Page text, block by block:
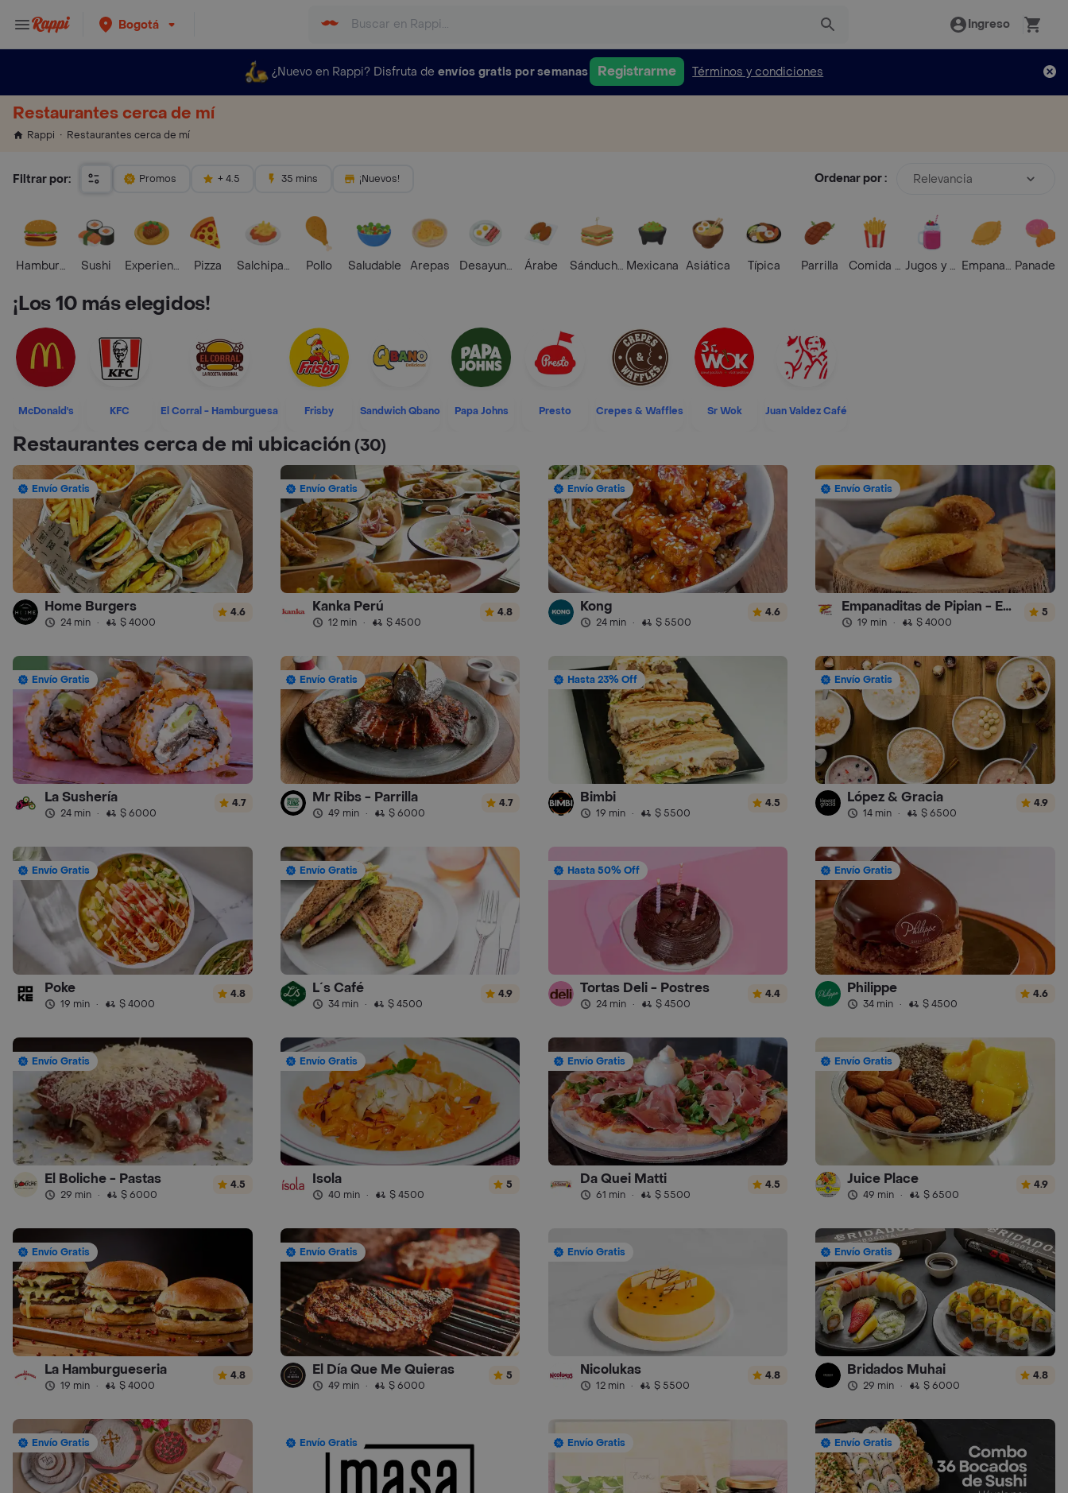
Bogotá Ingreso
¿Nuevo en Rappi? Disfruta de envíos gratis por semanas Registrarme Términos y condiciones
Restaurantes cerca de mí
Rappi Restaurantes cerca de mí
Filtrar por: Promos + 4.5 35 mins ¡Nuevos! Ordenar por : Relevancia
HamburguesaSushi Experiencias Foodies
Pizza Salchipapas Pollo Saludable Arepas Desayunos Árabe SánduchesMexicana Asiática Típica Parrilla Comida RápidaJugos y BatidosEmpanadasPanadería
¡Los 10 más elegidos!
McDonald's KFC El Corral - Hamburguesa Frisby Sandwich Qbano Papa Johns Presto Crepes & Waffles Sr Wok Juan Valdez Café
Restaurantes cerca de mi ubicación(30)
Envío Gratis
Home Burgers
24 min · $ 4000
4.6
Envío Gratis
Kanka Perú
12 min · $ 4500
4.8
Envío Gratis
Kong
24 min · $ 5500
4.6
Envío Gratis
Empanaditas de Pipian - Empanadas
19 min · $ 4000
5
Envío Gratis
La Sushería
24 min · $ 6000
4.7
Envío Gratis
Mr Ribs - Parrilla
49 min · $ 6000
4.7
Hasta 23% Off
Bimbi
19 min · $ 5500
4.5
Envío Gratis
López & Gracia
14 min · $ 6500
4.9
Envío Gratis
Poke
19 min · $ 4000
4.8
Envío Gratis
L´s Café
34 min · $ 4500
4.9
Hasta 50% Off
Tortas Deli - Postres
24 min · $ 4500
4.4
Envío Gratis
Philippe
34 min · $ 4500
4.6
Envío Gratis
El Boliche - Pastas
29 min · $ 6000
4.5
Envío Gratis
Isola
40 min · $ 4500
5
Envío Gratis
Da Quei Matti
61 min · $ 5500
4.5
Envío Gratis
Juice Place
49 min · $ 6500
4.9
Envío Gratis
La Hamburgueseria
19 min · $ 4000
4.8
Envío Gratis
El Día Que Me Quieras
49 min · $ 6000
5
Envío Gratis
Nicolukas
12 min · $ 5500
4.8
Envío Gratis
Bridados Muhai
29 min · $ 6000
4.8
Envío Gratis Envío Gratis Envío Gratis Envío Gratis